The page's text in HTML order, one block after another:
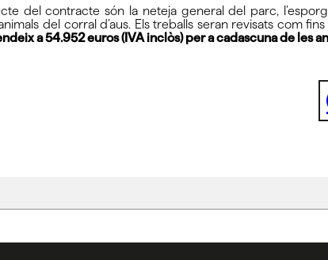
del contracte són la neteja general del parc,
del corral d’aus. Els treballs seran revisats com
a 54.952 euros (IVA inclòs) per a cadascuna de les